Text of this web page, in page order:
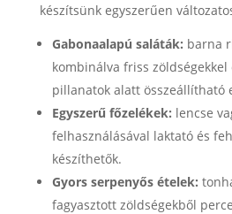
készítsünk egyszerűen
Gabonaalapú saláták: barna
kombinálva friss
pillanatok alatt összeállítható
Egyszerű főzelékek: lencse
felhasználásával laktató és
készíthetők.
Gyors serpenyős ételek:
fagyasztott zöldségekből